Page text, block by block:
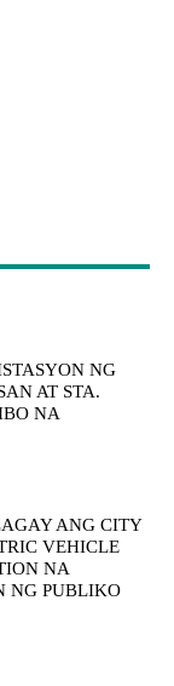
NG
AT STA.
NA
ANG CITY
VEHICLE
NA
NG PUBLIKO